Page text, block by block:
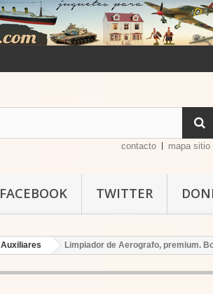
contacto mapa sitio
FACEBOOK TWITTER
Auxiliares Limpiador de Aerografo, premium.